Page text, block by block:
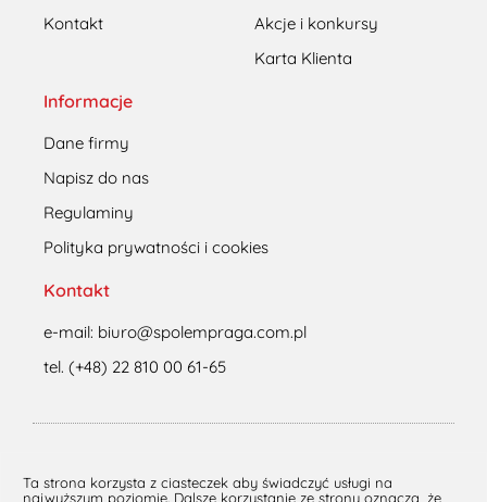
Kontakt
Akcje i konkursy
Karta Klienta
Informacje
Dane firmy
Napisz do nas
Regulaminy
Polityka prywatności i cookies
Kontakt
e-mail: biuro@spolempraga.com.pl
tel. (+48) 22 810 00 61-65
© 2023 Społem Praga Południe
Ta strona korzysta z ciasteczek aby świadczyć usługi na
najwyższym poziomie. Dalsze korzystanie ze strony oznacza, że